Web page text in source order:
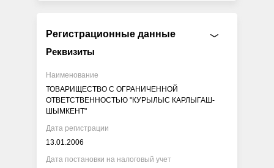
Регистрационные данные
Реквизиты
Наименование
ТОВАРИЩЕСТВО С ОГРАНИЧЕННОЙ
ОТВЕТСТВЕННОСТЬЮ "КУРЫЛЫС КАРЛЫГАШ-
ШЫМКЕНТ"
Дата регистрации
13.01.2006
Дата постановки на налоговый учет